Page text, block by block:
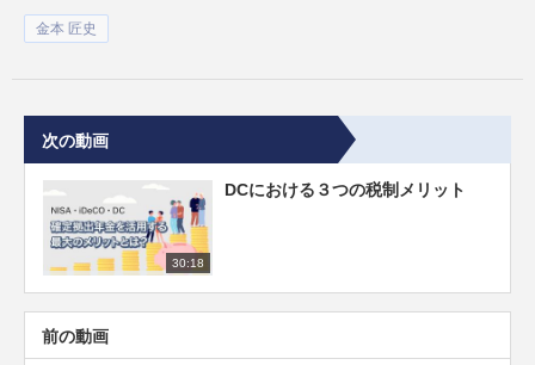
金本 匠史
次の動画
30:18
DCにおける３つの税制メリット
前の動画